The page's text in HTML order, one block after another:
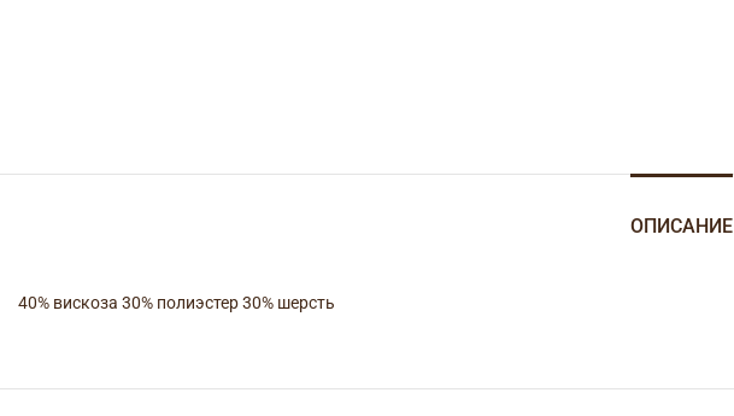
ОПИСАНИЕ
40% вискоза 30% полиэстер 30% шерсть